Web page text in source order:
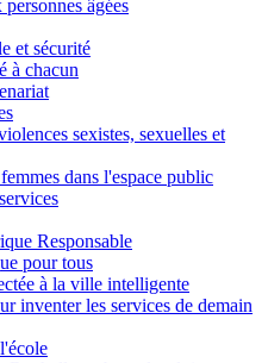
âgées
et sécurité
à chacun
sexistes, sexuelles et
dans l'espace public
Responsable
pour tous
à la ville intelligente
inventer les services de demain